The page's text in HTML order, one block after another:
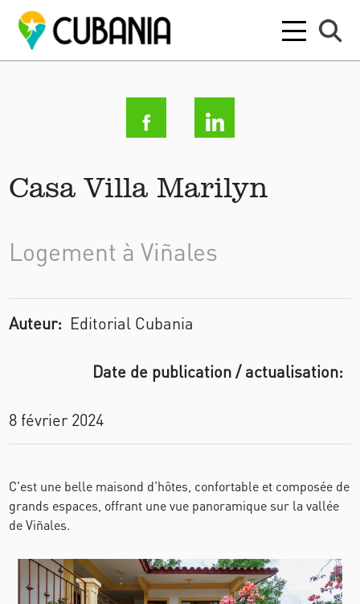
Casa Villa Marilyn
Logement à Viñales
Auteur: Editorial Cubania
Date de publication / actualisation:
8 février 2024
C'est une belle maisond d'hôtes, confortable et composée de
grands espaces, offrant une vue panoramique sur la vallée
de Viñales.